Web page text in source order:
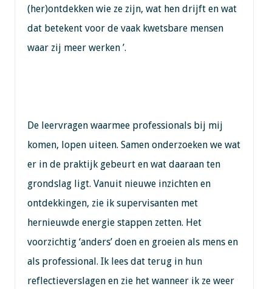
(her)ontdekken wie ze zijn, wat hen drijft en wat
dat betekent voor de vaak kwetsbare mensen
waar zij meer werken ’.
De leervragen waarmee professionals bij mij
komen, lopen uiteen. Samen onderzoeken we wat
er in de praktijk gebeurt en wat daaraan ten
grondslag ligt. Vanuit nieuwe inzichten en
ontdekkingen, zie ik supervisanten met
hernieuwde energie stappen zetten. Het
voorzichtig ‘anders’ doen en groeien als mens en
als professional. Ik lees dat terug in hun
reflectieverslagen en zie het wanneer ik ze weer